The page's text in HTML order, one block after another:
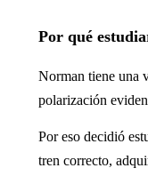
Por qué
Norman tiene una
polarización
Por eso decidió
tren correcto,